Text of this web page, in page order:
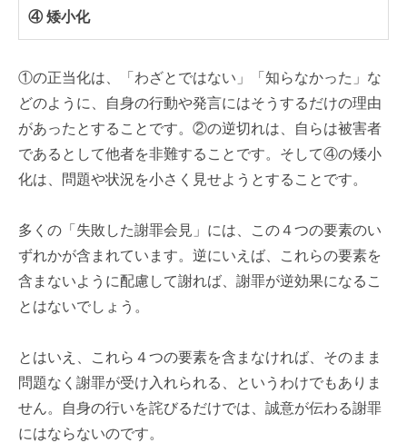
④ 矮小化
①の正当化は、「わざとではない」「知らなかった」な
どのように、自身の行動や発言にはそうするだけの理由
があったとすることです。②の逆切れは、自らは被害者
であるとして他者を非難することです。そして④の矮小
化は、問題や状況を小さく見せようとすることです。
多くの「失敗した謝罪会見」には、この４つの要素のい
ずれかが含まれています。逆にいえば、これらの要素を
含まないように配慮して謝れば、謝罪が逆効果になるこ
とはないでしょう。
とはいえ、これら４つの要素を含まなければ、そのまま
問題なく謝罪が受け入れられる、というわけでもありま
せん。自身の行いを詫びるだけでは、誠意が伝わる謝罪
にはならないのです。